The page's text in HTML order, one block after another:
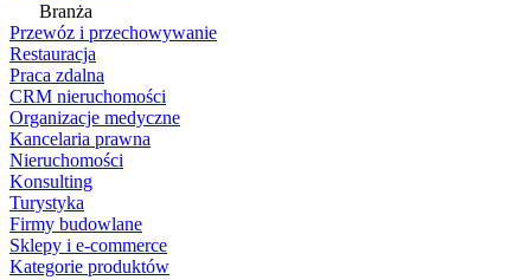
Branża
Przewóz i przechowywanie
Restauracja
Praca zdalna
CRM nieruchomości
Organizacje medyczne
Kancelaria prawna
Nieruchomości
Konsulting
Turystyka
Firmy budowlane
Sklepy i e-commerce
Kategorie produktów